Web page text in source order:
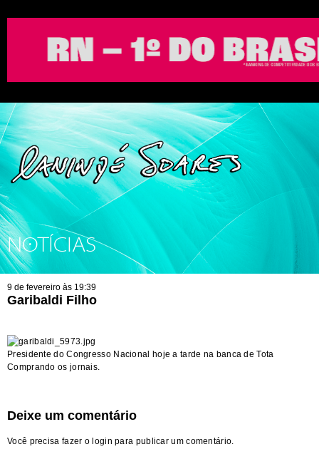
NOTÍCIAS
9 de fevereiro às 19:39
Garibaldi Filho
Presidente do Congresso Nacional hoje a tarde na banca de Tota
Comprando os jornais.
Deixe um comentário
Você precisa fazer o login para publicar um comentário.